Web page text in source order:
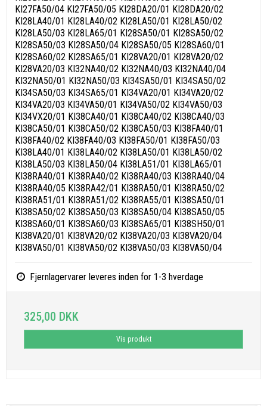
KI27FA50/04 KI27FA50/05 KI28DA20/01 KI28DA20/02
KI28LA40/01 KI28LA40/02 KI28LA50/01 KI28LA50/02
KI28LA50/03 KI28LA65/01 KI28SA50/01 KI28SA50/02
KI28SA50/03 KI28SA50/04 KI28SA50/05 KI28SA60/01
KI28SA60/02 KI28SA65/01 KI28VA20/01 KI28VA20/02
KI28VA20/03 KI32NA40/02 KI32NA40/03 KI32NA40/04
KI32NA50/01 KI32NA50/03 KI34SA50/01 KI34SA50/02
KI34SA50/03 KI34SA65/01 KI34VA20/01 KI34VA20/02
KI34VA20/03 KI34VA50/01 KI34VA50/02 KI34VA50/03
KI34VX20/01 KI38CA40/01 KI38CA40/02 KI38CA40/03
KI38CA50/01 KI38CA50/02 KI38CA50/03 KI38FA40/01
KI38FA40/02 KI38FA40/03 KI38FA50/01 KI38FA50/03
KI38LA40/01 KI38LA40/02 KI38LA50/01 KI38LA50/02
KI38LA50/03 KI38LA50/04 KI38LA51/01 KI38LA65/01
KI38RA40/01 KI38RA40/02 KI38RA40/03 KI38RA40/04
KI38RA40/05 KI38RA42/01 KI38RA50/01 KI38RA50/02
KI38RA51/01 KI38RA51/02 KI38RA55/01 KI38SA50/01
KI38SA50/02 KI38SA50/03 KI38SA50/04 KI38SA50/05
KI38SA60/01 KI38SA60/03 KI38SA65/01 KI38SH50/01
KI38VA20/01 KI38VA20/02 KI38VA20/03 KI38VA20/04
KI38VA50/01 KI38VA50/02 KI38VA50/03 KI38VA50/04
Fjernlagervarer leveres inden for 1-3 hverdage
325,00 DKK
Vis produkt